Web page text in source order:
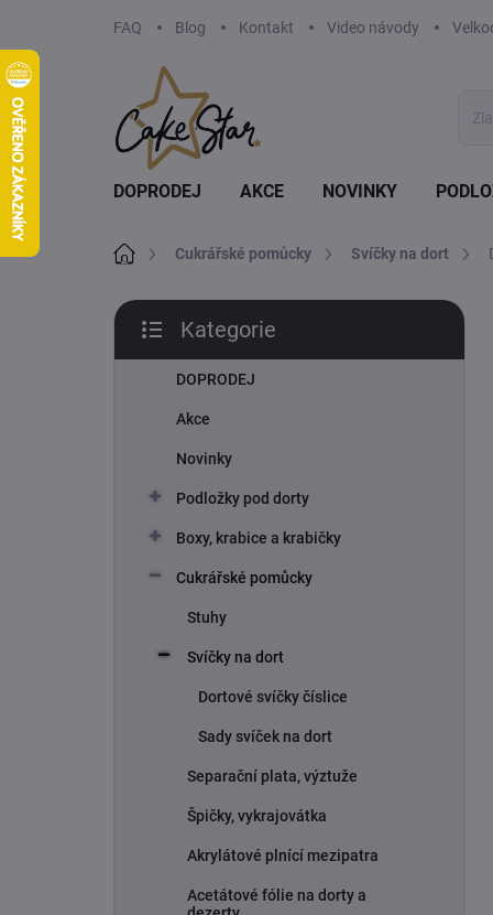
obsah
FAQ Blog Kontakt Video návody
DOPRODEJ AKCE NOVINKY
Domů Cukrářské pomůcky Svíčky na dort
P
s
kategorie
Kategorie
DOPRODEJ
Akce
Novinky
Podložky pod dorty
Boxy, krabice a krabičky
Cukrářské pomůcky
Stuhy
Svíčky na dort
Dortové svíčky číslice
Sady svíček na dort
Separační plata, výztuže
Špičky, vykrajovátka
Akrylátové plnící mezipatra
Acetátové fólie na dorty a